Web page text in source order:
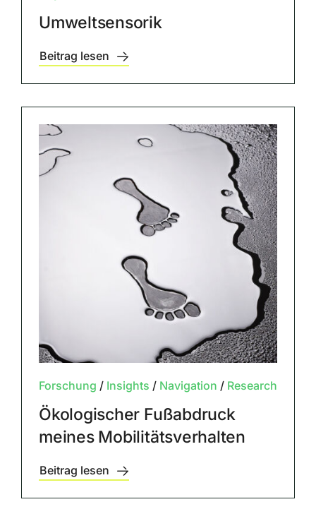
Umweltsensorik
Beitrag lesen
Forschung / Insights / Navigation / Research
Ökologischer Fußabdruck
meines Mobilitätsverhalten
Beitrag lesen